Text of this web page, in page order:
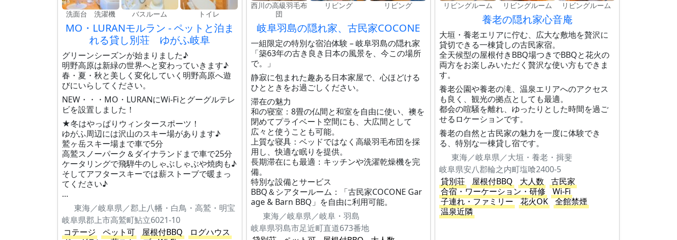
洗面台 洗濯機 バスルーム トイレ
MO・LURANモルラン - ペットと泊ま
れる貸し別荘 ゆがふ岐阜
グリーンシーズンが始まりました♪
明野高原は新緑の世界へと変わっていきます♪
春・夏・秋と美しく変化していく明野高原へ遊
びにいらしてください。
NEW・・・MO・LURANにWi-Fiとグーグルテレ
ビを設置しました！
★冬はやっぱりウィンタースポーツ！
ゆがふ周辺には沢山のスキー場があります♪
鷲ヶ岳スキー場まで車で5分
高鷲スノーパーク＆ダイナランドまで車で25分
ケータリングで飛騨牛のしゃぶしゃぶや焼肉も♪
そしてアフタースキーでは薪ストーブで暖まっ
てください♪
…
東海／岐阜県／郡上八幡・白鳥・高鷲・明宝
岐阜県郡上市高鷲町鮎立6021-10
コテージ
ペット可 屋根付BBQ
ログハウス
西川の高級羽毛布
団
リビング リビング
岐阜羽島の隠れ家、古民家COCONE
一組限定の特別な宿泊体験 – 岐阜羽島の隠れ家
「築63年の古き良き日本の風景を、今この場所
で。」
静寂に包まれた趣ある日本家屋で、心ほどける
ひとときをお過ごしください。
滞在の魅力
和の寝室：8畳の仏間と和室を自由に使い、襖を
閉めてプライベート空間にも、大広間として
広々と使うことも可能。
上質な寝具：ベッドではなく高級羽毛布団を採
用し、快適な眠りを提供。
長期滞在にも最適：キッチンや洗濯乾燥機を完
備。
特別な設備とサービス
BBQ＆シアタールーム：「古民家COCONE Gar
age & Barn BBQ」を自由に利用可能。
東海／岐阜県／岐阜・羽島
岐阜県羽島市足近町直道673番地
リビングルーム リビングルーム リビングルーム
養老の隠れ家心音庵
大垣・養老エリアに佇む、広大な敷地を贅沢に
貸切できる一棟貸しの古民家宿。
全天候型の屋根付きBBQ場つきでBBQと花火の
両方をお楽しみいただく贅沢な使い方もできま
す。
養老公園や養老の滝、温泉エリアへのアクセス
も良く、観光の拠点としても最適。
都会の喧騒を離れ、ゆったりとした時間を過ご
せるロケーションです。
養老の自然と古民家の魅力を一度に体験でき
る、特別な一棟貸し宿です。
東海／岐阜県／大垣・養老・揖斐
岐阜県安八郡輪之内町塩喰2400-5
貸別荘
屋根付BBQ 大人数
古民家
合宿・ワーケーション・研修
Wi-Fi
子連れ・ファミリー
花火OK
全館禁煙
温泉近隣